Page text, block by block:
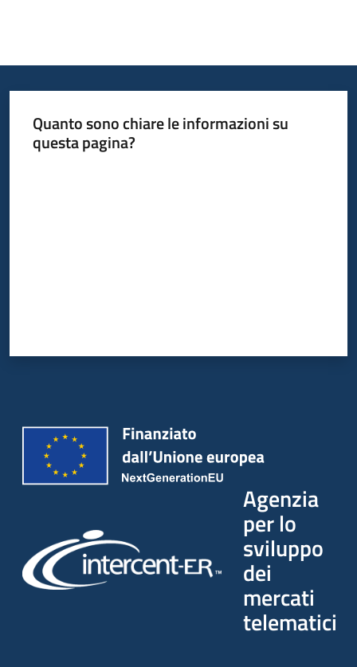
Quanto sono chiare le informazioni su
questa pagina?
Agenzia
per lo
sviluppo
dei
mercati
telematici